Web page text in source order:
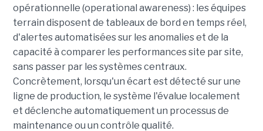
opérationnelle (operational awareness) : les équipes
terrain disposent de tableaux de bord en temps réel,
d'alertes automatisées sur les anomalies et de la
capacité à comparer les performances site par site,
sans passer par les systèmes centraux.
Concrètement, lorsqu'un écart est détecté sur une
ligne de production, le système l'évalue localement
et déclenche automatiquement un processus de
maintenance ou un contrôle qualité.